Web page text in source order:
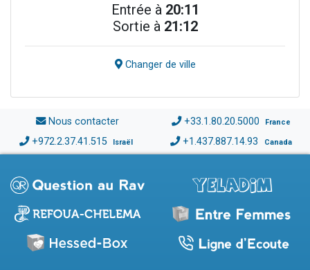
Entrée à 20:11
Sortie à 21:12
Changer de ville
Nous contacter +33.1.80.20.5000 France
+972.2.37.41.515 Israël +1.437.887.14.93 Canada